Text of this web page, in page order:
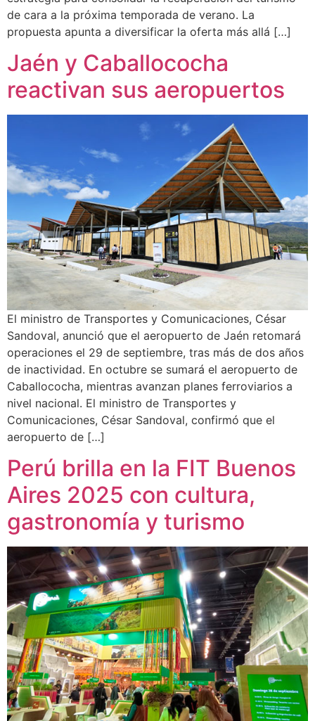
de cara a la próxima temporada de verano. La
propuesta apunta a diversificar la oferta más allá […]
Jaén y Caballococha
reactivan sus aeropuertos
El ministro de Transportes y Comunicaciones, César
Sandoval, anunció que el aeropuerto de Jaén retomará
operaciones el 29 de septiembre, tras más de dos años
de inactividad. En octubre se sumará el aeropuerto de
Caballococha, mientras avanzan planes ferroviarios a
nivel nacional. El ministro de Transportes y
Comunicaciones, César Sandoval, confirmó que el
aeropuerto de […]
Perú brilla en la FIT Buenos
Aires 2025 con cultura,
gastronomía y turismo